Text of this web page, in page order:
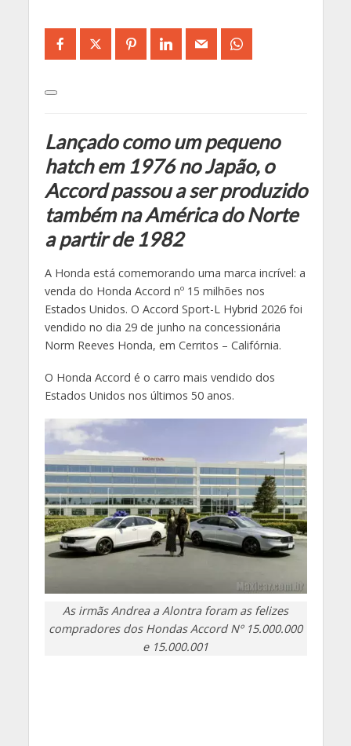
Lançado como um pequeno
hatch em 1976 no Japão, o
Accord passou a ser produzido
também na América do Norte
a partir de 1982
A Honda está comemorando uma marca incrível: a
venda do Honda Accord nº 15 milhões nos
Estados Unidos. O Accord Sport-L Hybrid 2026 foi
vendido no dia 29 de junho na concessionária
Norm Reeves Honda, em Cerritos – Califórnia.
O Honda Accord é o carro mais vendido dos
Estados Unidos nos últimos 50 anos.
As irmãs Andrea a Alontra foram as felizes
compradores dos Hondas Accord Nº 15.000.000
e 15.000.001